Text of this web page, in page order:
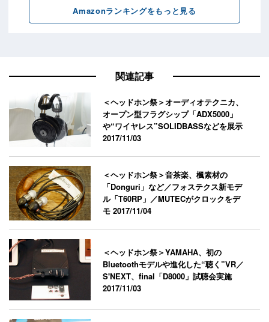
関連記事
＜ヘッドホン祭＞オーディオテクニカ、
オープン型フラグシップ「ADX5000」
や“ワイヤレス”SOLIDBASSなどを展示
2017/11/03
＜ヘッドホン祭＞音茶楽、楓素材の
「Donguri」など／フォステクス新モデ
ル「T60RP」／MUTECがクロックをデ
モ2017/11/04
＜ヘッドホン祭＞YAMAHA、初の
Bluetoothモデルや進化した“聴く”VR／
S'NEXT、final「D8000」試聴会実施
2017/11/03